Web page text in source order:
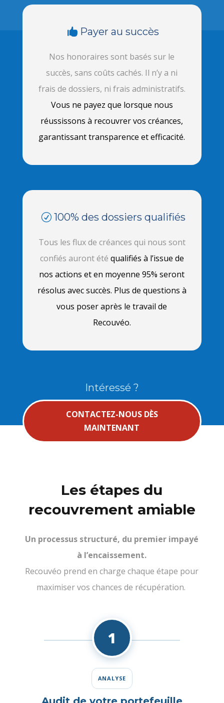
Payer au succès
Nos honoraires sont basés sur le
succès, sans coûts cachés. Il n’y a ni
frais de dossiers, ni frais administratifs.
Vous ne payez que lorsque nous
réussissons à recouvrer vos créances,
garantissant transparence et efficacité.
100% des dossiers qualifiés
Tous les flux de créances qui nous sont
confiés auront été qualifiés à l’issue de
nos actions et en moyenne 95% seront
résolus avec succès. Plus de questions à
vous poser après le travail de
Recouvéo.
Intéressé ?
CONTACTEZ-NOUS DÈS
MAINTENANT
Les étapes du
recouvrement amiable
Un processus structuré, du premier impayé
à l’encaissement.
Recouvéo prend en charge chaque étape pour
maximiser vos chances de récupération.
1
ANALYSE